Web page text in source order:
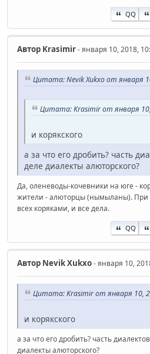
QQ
Автор Krasimir- января 10, 2018,
Цитата: Nevik Xukxo от января
Цитата: Krasimir от января
и корякского
а за что его дробить? часть
деле диалекты алюторского?
Да, оленеводы-кочевники на юге -
жители - алюторцы (нымыланы). При
всех коряками, и все дела.
QQ
Автор Nevik Xukxo- января 10,
Цитата: Krasimir от января 10,
и корякского
а за что его дробить? часть
диалекты алюторского?